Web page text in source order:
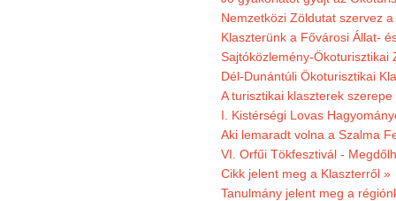
Nemzetközi Zöldutat szervez
Klaszterünk a Fővárosi Állat-
Sajtóközlemény-Ökoturisztikai
Dél-Dunántúli Ökoturisztikai
A turisztikai klaszterek
I. Kistérségi Lovas
Aki lemaradt volna a Szalma
VI. Orfűi Tökfesztivál -
Cikk jelent meg a Klaszterről »
Tanulmány jelent meg a